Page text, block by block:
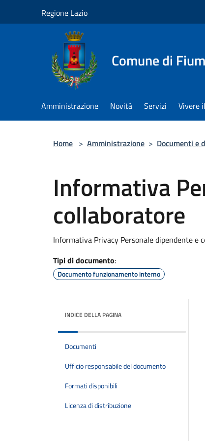
Regione Lazio
Comune di
Amministrazione Novità Servizi Vivere
Home > Amministrazione > Documenti e
Informativa
collaboratore
Informativa Privacy Personale dipendente e
Tipi di documento:
Documento funzionamento interno
INDICE DELLA PAGINA
Documenti
Ufficio responsabile del documento
Formati disponibili
Licenza di distribuzione